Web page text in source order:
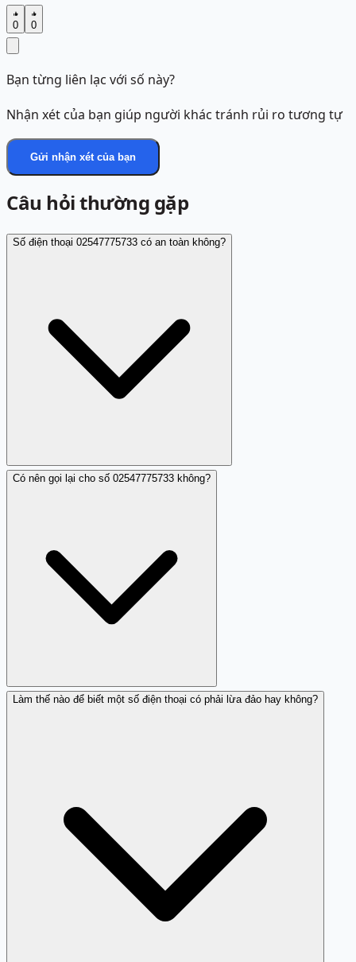
0 0
Bạn từng liên lạc với số này?
Nhận xét của bạn giúp người khác tránh rủi ro tương tự
Gửi nhận xét của bạn
Câu hỏi thường gặp
Số điện thoại 02547775733 có an toàn không?
Không, số 02547775733 được xác định là nhá máy lừa
Có nên gọi lại cho số 02547775733 không?
Không nên, vì bạn có thể bị mất phí cao.
Làm thế nào để biết một số điện thoại có phải lừa đảo hay không?